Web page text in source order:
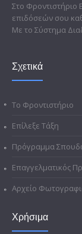
Στο Φροντιστήριο
επιδόσεών σου
Με το Σύστημα
Σχετικά
Το Φροντιστήριο
Επίλεξε Τάξη
Πρόγραμμα
Επαγγελματικός
Αρχείο
Χρήσιμα